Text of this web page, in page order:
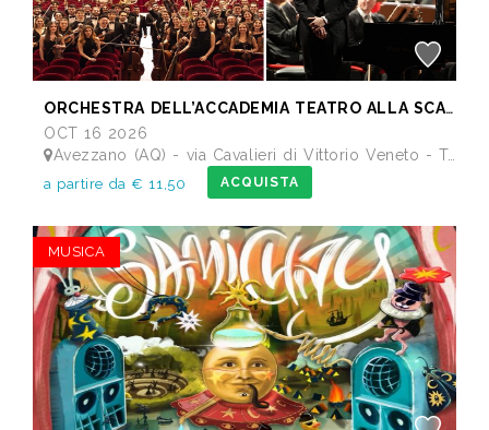
ORCHESTRA DELL’ACCADEMIA TEATRO ALLA SCALA di Milano
OCT 16 2026
Avezzano (AQ) - via Cavalieri di Vittorio Veneto - Teatro dei Marsi
a partire da € 11,50 ACQUISTA
MUSICA